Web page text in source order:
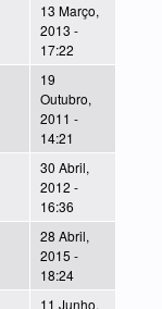
13 Março,
2013 -
17:22
19
Outubro,
2011 -
14:21
30 Abril,
2012 -
16:36
28 Abril,
2015 -
18:24
11 Junho,